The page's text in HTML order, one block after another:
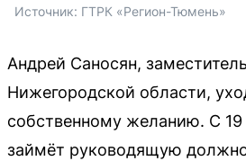
Источник: ГТРК «Регион-Тюмень»
Андрей Саносян,
Нижегородской области,
собственному желанию. С 19
займёт руководящую